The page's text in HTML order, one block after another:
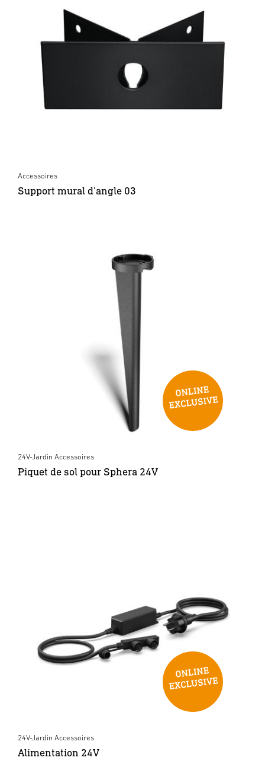
Accessoires
Support mural d'angle 03
24V-Jardin Accessoires
Piquet de sol pour Sphera 24V
24V-Jardin Accessoires
Alimentation 24V